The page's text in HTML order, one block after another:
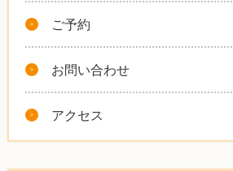
ご予約
お問い合わせ
アクセス